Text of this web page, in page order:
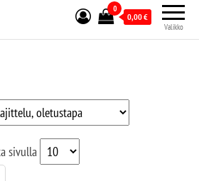
Valikko
0
0,00€
sivulla